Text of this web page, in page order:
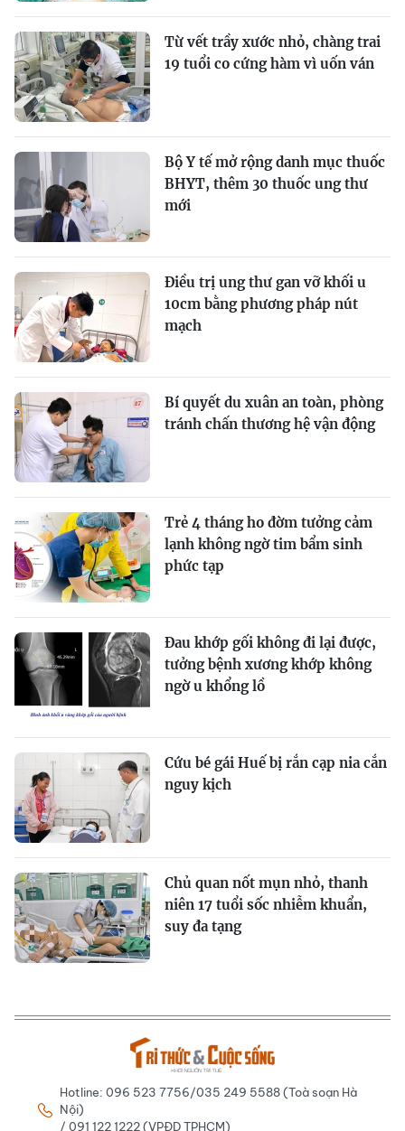
Từ vết trầy xước nhỏ, chàng trai
19 tuổi co cứng hàm vì uốn ván
Bộ Y tế mở rộng danh mục thuốc
BHYT, thêm 30 thuốc ung thư
mới
Điều trị ung thư gan vỡ khối u
10cm bằng phương pháp nút
mạch
Bí quyết du xuân an toàn, phòng
tránh chấn thương hệ vận động
Trẻ 4 tháng ho đờm tưởng cảm
lạnh không ngờ tim bẩm sinh
phức tạp
Đau khớp gối không đi lại được,
tưởng bệnh xương khớp không
ngờ u khổng lồ
Cứu bé gái Huế bị rắn cạp nia cắn
nguy kịch
Chủ quan nốt mụn nhỏ, thanh
niên 17 tuổi sốc nhiễm khuẩn,
suy đa tạng
Hotline: 096 523 7756/035 249 5588 (Toà soạn Hà
Nội)
/ 091 122 1222 (VPĐD TPHCM)